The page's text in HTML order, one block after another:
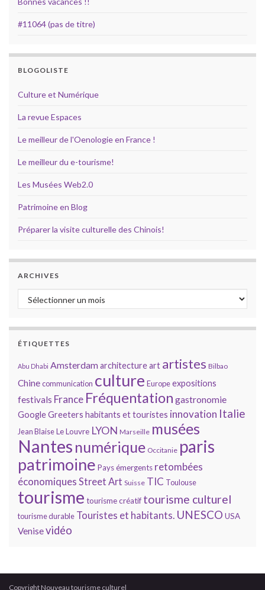
#11064 (pas de titre)
BLOGOLISTE
Culture et Numérique
La revue Espaces
Le meilleur de l'Oenologie en France !
Le meilleur du e-tourisme!
Les Musées Web2.0
Patrimoine en Blog
Préparer la visite culturelle des Chinois!
ARCHIVES
Archives
ÉTIQUETTES
Abu Dhabi Amsterdamarchitectureart artistes Bilbao
Chinecommunication culture Europeexpositions
festivals France Fréquentation gastronomie
GoogleGreeters habitants et touristes innovation Italie
Jean BlaiseLe Louvre LYON Marseille musées
Nantes numérique Occitanie paris
patrimoine Pays émergents retombées
économiques Street Art Suisse TIC Toulouse
tourisme tourisme créatif tourisme culturel
tourisme durable Touristes et habitants. UNESCO USA
Venisevidéo
Copyright Nouveau tourisme culturel